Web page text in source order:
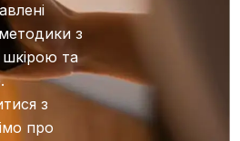
методики з
шкірою та
з
про